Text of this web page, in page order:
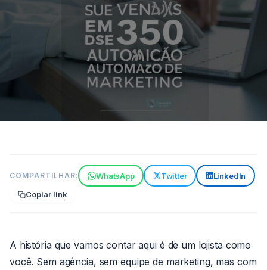
Estudo de Caso: Como a Loja X
Aumentou Suas Vendas em
6 min de leitura
08 de jun de 2026
Por João
COMPARTILHAR: WhatsApp Twitter
LinkedIn
Copiar link
A história que vamos contar aqui é de um lojista como
você. Sem agência, sem equipe de marketing, mas com